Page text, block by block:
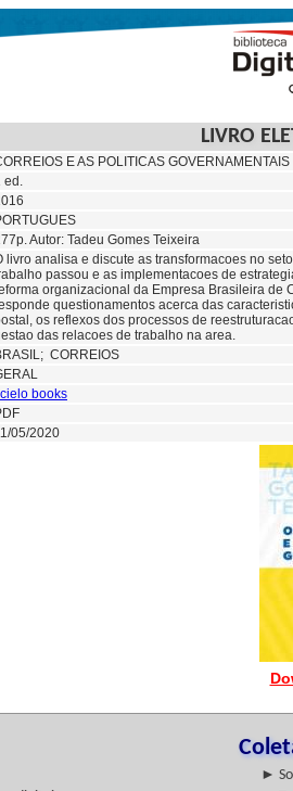
LIVRO
E AS POLITICAS
ed.
Autor: Tadeu Gomes Teixeira
livro analisa e discute as transformacoes no
passou e as implementacoes de
organizacional da Empresa Brasileira de
questionamentos acerca das
os reflexos dos processos de
das relacoes de trabalho na area.
CORREIOS
books
05/2020
►